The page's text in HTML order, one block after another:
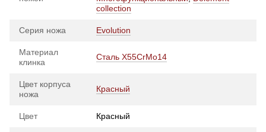
collection
Серия ножа Evolution
Материал
клинка
Сталь X55CrMo14
Цвет корпуса
ножа
Красный
Цвет Красный